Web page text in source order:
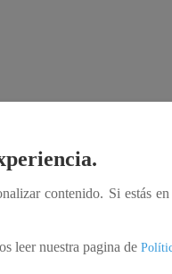
contenido. Si estás
leer nuestra pagina de